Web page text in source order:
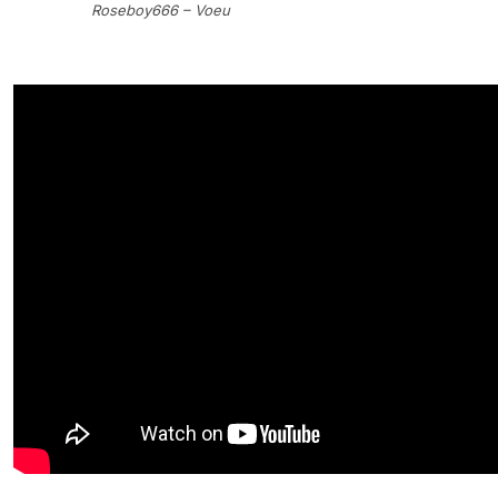
Roseboy666 – Voeu